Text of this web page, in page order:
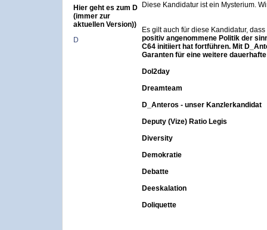
Hier geht es zum D
(immer zur
aktuellen Version))
D
Diese Kandidatur ist ein Mysterium.
Es gilt auch für diese Kandidatur,
positiv angenommene Politik der
C64 initiiert hat fortführen. Mit
Garanten für eine weitere
Dol2day
Dreamteam
D _Anteros - unser Kanzlerkandidat
Deputy (Vize) Ratio Legis
Diversity
Demokratie
Debatte
Deeskalation
Doliquette